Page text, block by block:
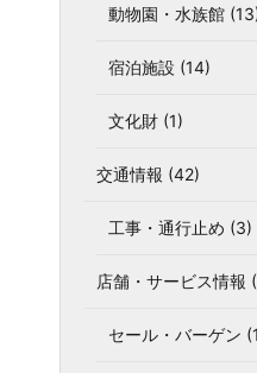
動物園・水族館
宿泊施設 (14)
文化財 (1)
交通情報 (42)
工事・通行止め (3)
店舗・サービス情報
セール・バーゲン